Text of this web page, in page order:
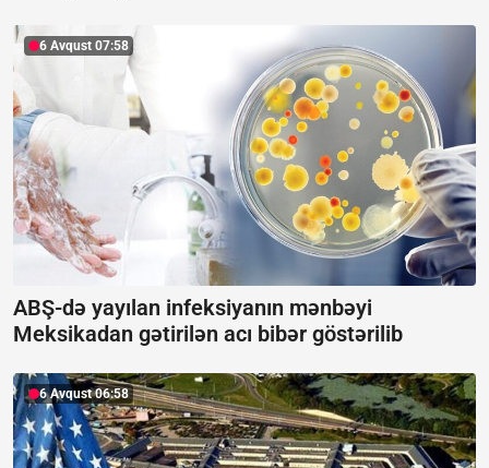
6 Avqust 07:58
ABŞ-də yayılan infeksiyanın mənbəyi
Meksikadan gətirilən acı bibər göstərilib
6 Avqust 06:58